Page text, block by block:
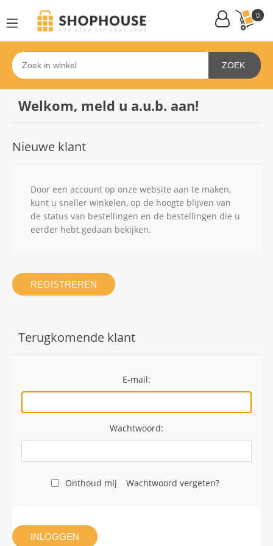
0
ZOEK
Welkom, meld u a.u.b. aan!
Nieuwe klant
Door een account op onze website aan te maken,
kunt u sneller winkelen, op de hoogte blijven van
de status van bestellingen en de bestellingen die u
eerder hebt gedaan bekijken.
REGISTREREN
Terugkomende klant
E-mail:
Wachtwoord:
Onthoud mij Wachtwoord vergeten?
INLOGGEN